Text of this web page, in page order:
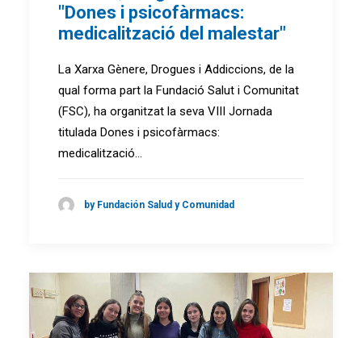
"Dones i psicofàrmacs:
medicalització del malestar"
La Xarxa Gènere, Drogues i Addiccions, de la
qual forma part la Fundació Salut i Comunitat
(FSC), ha organitzat la seva VIII Jornada
titulada Dones i psicofàrmacs:
medicalització…
by Fundación Salud y Comunidad